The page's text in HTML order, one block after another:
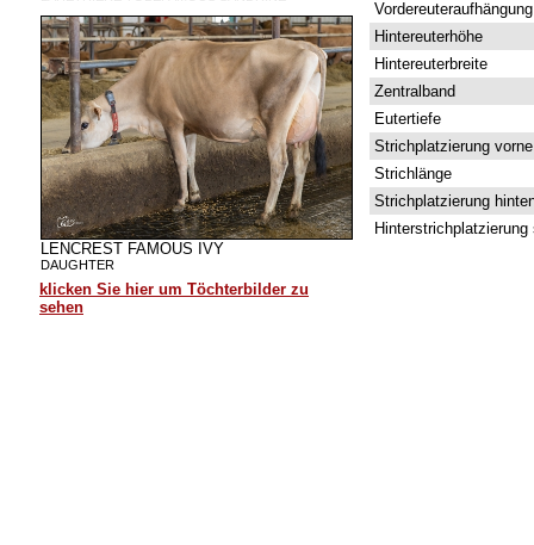
LENCREST FAMOUS IVY
DAUGHTER
klicken Sie hier um Töchterbilder zu
sehen
Vordereuteraufhängung
Hintereuterhöhe
Hintereuterbreite
Zentralband
Eutertiefe
Strichplatzierung vorne
Strichlänge
Strichplatzierung
Hinterstrichplatzierung